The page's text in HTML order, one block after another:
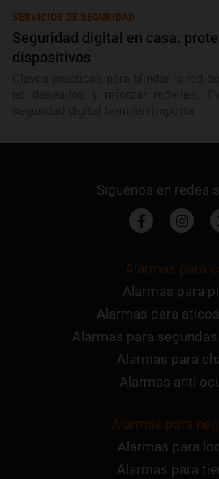
SERVICIOS DE SEGURIDAD
Seguridad digital en casa:
dispositivos
Alarmas para
Alarmas para
Alarmas para
Alarmas para
Alarmas para
Alarmas anti
Alarmas para
Alarmas para
Alarmas para